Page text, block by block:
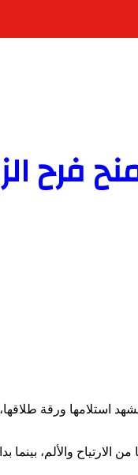
فرح
استلامها ورقة
والألم، بينما بدا